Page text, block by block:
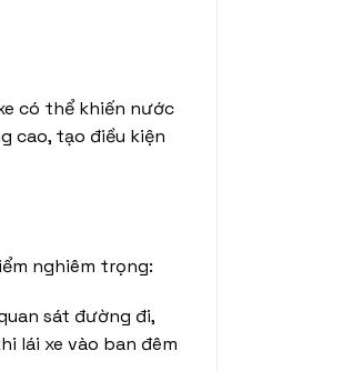
có thể khiến nước
cao, tạo điều kiện
nghiêm trọng:
sát đường đi,
lái xe vào ban đêm